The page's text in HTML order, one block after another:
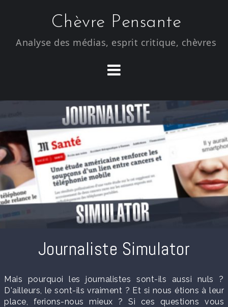
o
n
t
Chèvre Pensante
Analyse des médias, esprit critique, chèvres
Journaliste Simulator
Mais pourquoi les journalistes sont-ils aussi nuls ?
D'ailleurs, le sont-ils vraiment ? Et si nous étions à leur
place, ferions-nous mieux ? Si ces questions vous